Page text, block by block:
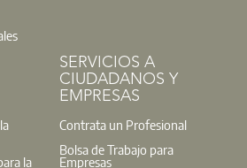
la
SERVICIOS A
CIUDADANOS Y
EMPRESAS
Contrata un Profesional
Bolsa de Trabajo para
Empresas